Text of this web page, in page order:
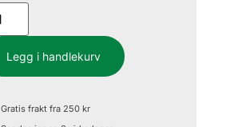
Legg i handlekurv
Gratis frakt fra 250 kr